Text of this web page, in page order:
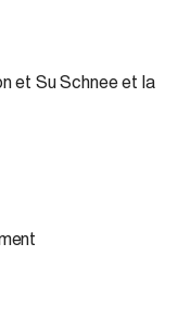
et Su Schnee et la